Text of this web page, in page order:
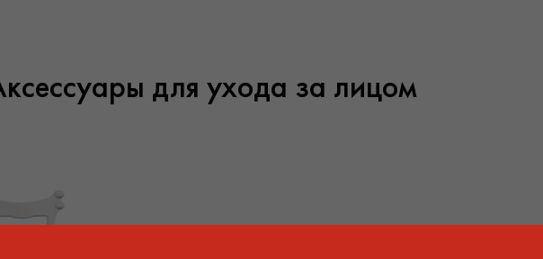
для ухода за лицом